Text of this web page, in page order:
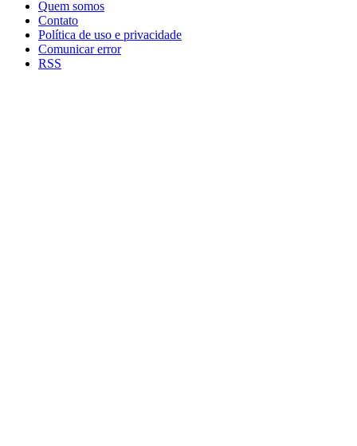
Quem somos
Contato
Política de uso e privacidade
Comunicar error
RSS